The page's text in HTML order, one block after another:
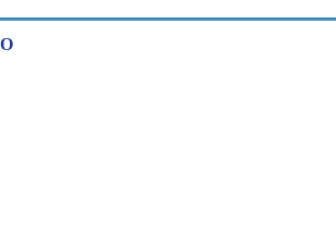
船舶の保守業務では、稼働効率を最適化